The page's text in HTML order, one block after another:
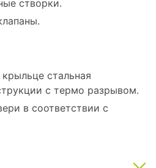
створки.
стальная
с термо разрывом.
в соответствии с